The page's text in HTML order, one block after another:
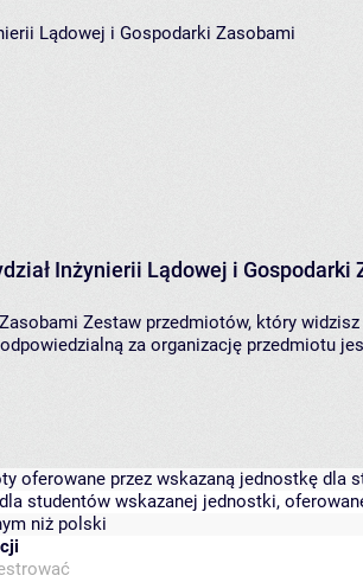
Lądowej i Gospodarki Zasobami
Inżynierii Lądowej i Gospodarki
Zestaw przedmiotów, który
za organizację przedmiotu
oferowane przez wskazaną jednostkę
studentów wskazanej jednostki,
niż polski